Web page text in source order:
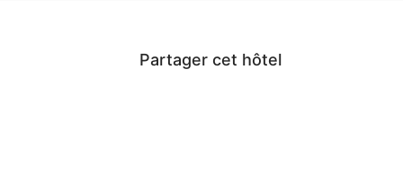
Partager cet hôtel